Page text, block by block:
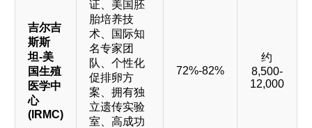
吉尔吉
斯斯
坦-美
国生殖
医学中
心
(IRMC)
证、美国胚
胎培养技
术、国际知
名专家团
队、个性化
促排卵方
案、拥有独
立遗传实验
室、高成功
72%-82%
约
8,500-
12,000